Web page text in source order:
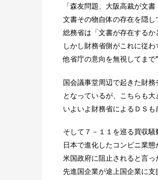
「森友問題、大阪高裁が文
文書その物自体の存在を隠
総務省は「文書が存在するか
しかし財務省側がこれに従
他省庁の意向を無視してまで
国会議事堂周辺で起きた財
となっているが、こちらも
いよいよ財務省によるＤＳ
そして７－１１を巡る買収
日本で進化したコンビニ業
米国政府に阻止されると言っ
先進国企業が途上国企業に